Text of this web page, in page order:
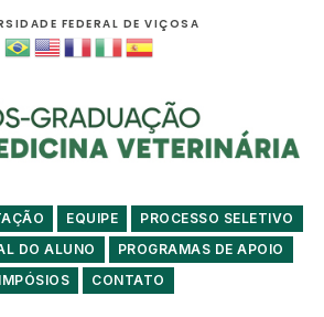
FEDERAL DE VIÇOSA
EQUIPE
PROCESSO SELETIVO
DO ALUNO
PROGRAMAS DE APOIO
CONTATO